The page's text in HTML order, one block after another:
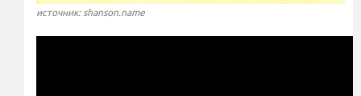
источник: shanson.name